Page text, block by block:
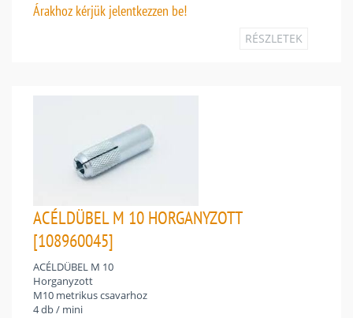
Árakhoz kérjük jelentkezzen be!
RÉSZLETEK
ACÉLDÜBEL M 10 HORGANYZOTT
[108960045]
ACÉLDÜBEL M 10
Horganyzott
M10 metrikus csavarhoz
4 db / mini